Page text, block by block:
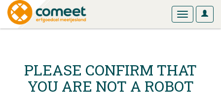
User
Toggle
PLEASE CONFIRM THAT
YOU ARE NOT A ROBOT